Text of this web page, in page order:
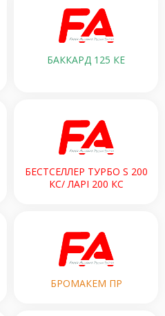
БАККАРД 125 КЕ
БЕСТСЕЛЛЕР ТУРБО S 200
КС/ ЛАРІ 200 КС
БРОМАКЕМ ПР